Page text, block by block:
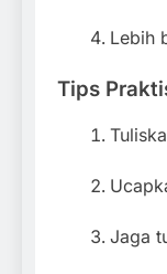
Lebih
Tips
Jaga